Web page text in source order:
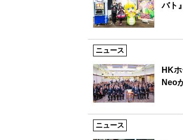
バト
ニュース
HK
Neo
ニュース